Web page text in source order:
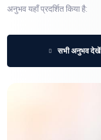
अनुभव यहाँ प्रदर्शित किया है:
सभी अनुभव देखें